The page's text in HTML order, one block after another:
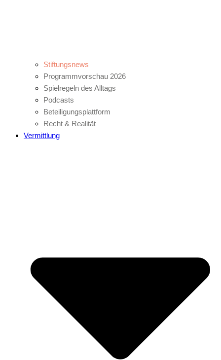
Stiftungsnews
Programmvorschau 2026
Spielregeln des Alltags
Podcasts
Beteiligungsplattform
Recht & Realität
Vermittlung